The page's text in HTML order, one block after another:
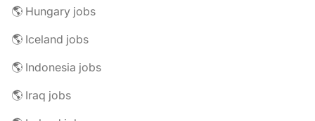
🌎 Hungary jobs
🌎 Iceland jobs
🌎 Indonesia jobs
🌎 Iraq jobs